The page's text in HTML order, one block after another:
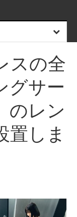
スの全
グサー
のレン
置しま